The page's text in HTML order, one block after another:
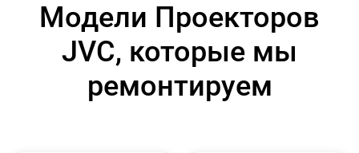
Модели Проекторов
JVC, которые мы
ремонтируем